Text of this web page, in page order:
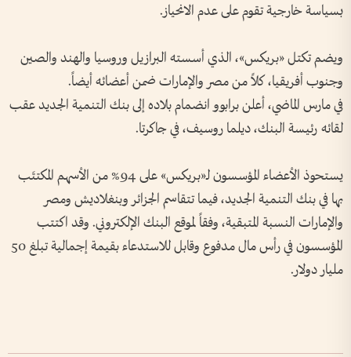
بسياسة خارجية تقوم على عدم الانحياز.
ويضم تكتل «بريكس»، الذي أسسته البرازيل وروسيا والهند والصين
وجنوب أفريقيا، كلاً من مصر والإمارات ضمن أعضائه أيضاً.
في مارس الماضي، أعلن برابوو انضمام بلاده إلى بنك التنمية الجديد عقب
لقائه رئيسة البنك، ديلما روسيف، في جاكرتا.
يستحوذ الأعضاء المؤسسون لـ«بريكس» على 94% من الأسهم المكتتَب
بها في بنك التنمية الجديد، فيما تتقاسم الجزائر وبنغلاديش ومصر
والإمارات النسبة المتبقية، وفقاً لموقع البنك الإلكتروني. وقد اكتتب
المؤسسون في رأس مال مدفوع وقابل للاستدعاء بقيمة إجمالية تبلغ 50
مليار دولار.